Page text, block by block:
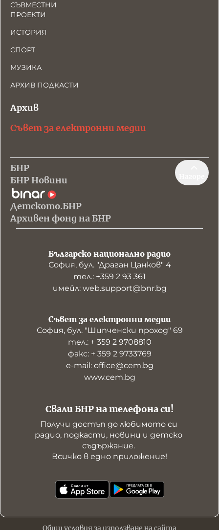
СЪВМЕСТНИ
ПРОЕКТИ
ИСТОРИЯ
СПОРТ
МУЗИКА
АРХИВ ПОДКАСТИ
Архив
Съвет за електронни медии
БНР
БНР Новини
Детското.БНР
Архивен фонд на БНР
Българско национално радио
София, бул. "Драган Цанков" 4
тел.: +359 2 93 361
имейл: web.support@bnr.bg
Свали БНР на телефона си!
Получи достъп до любимото си
радио, подкасти, новини и детско
съдържание.
Всичко в едно приложение!
Съвет за електронни медии
София, бул. "Шипченски проход" 69
тел.: + 359 2 9708810
факс: + 359 2 9733769
е-mail: office@cem.bg
www.cem.bg
Общи условия за използване на сайта